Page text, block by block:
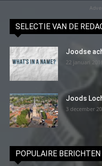
SELECTIE VAN DE
Joodse
22 januari
Joods
3 december
POPULAIRE BERICHTEN